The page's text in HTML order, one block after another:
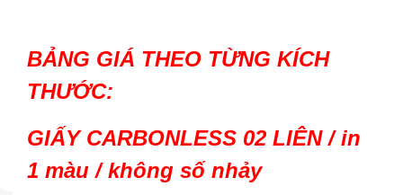
BẢNG GIÁ THEO TỪNG KÍCH
THƯỚC:
GIẤY CARBONLESS 02 LIÊN / in
1 màu / không số nhảy